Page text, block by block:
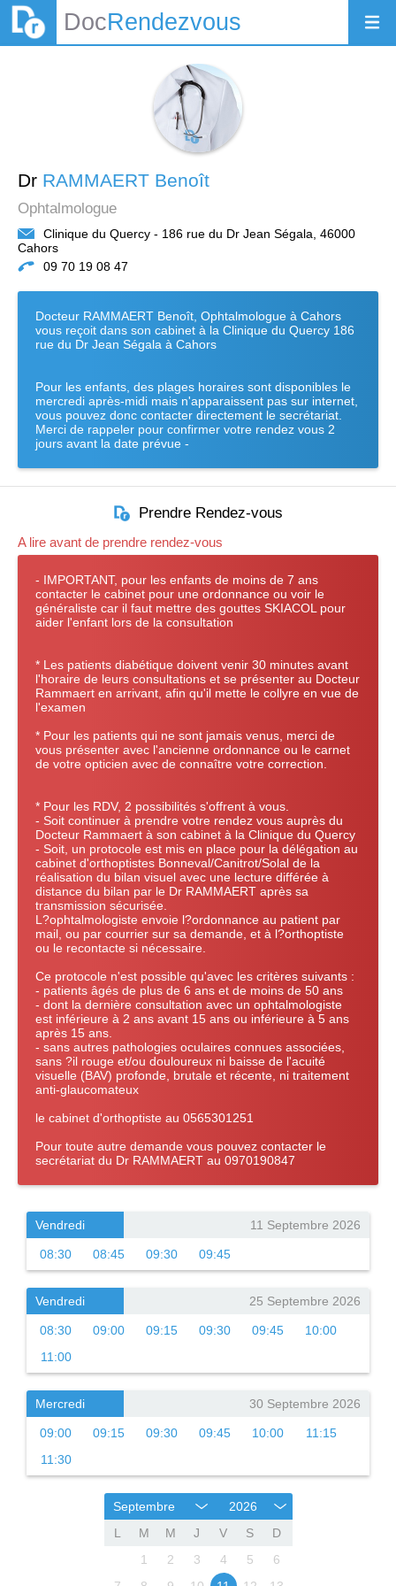
DocRendezvous
Dr RAMMAERT Benoît
Ophtalmologue
Clinique du Quercy - 186 rue du Dr Jean Ségala, 46000
Cahors
09 70 19 08 47
Docteur RAMMAERT Benoît, Ophtalmologue à Cahors
vous reçoit dans son cabinet à la Clinique du Quercy 186
rue du Dr Jean Ségala à Cahors
Pour les enfants, des plages horaires sont disponibles le
mercredi après-midi mais n'apparaissent pas sur internet,
vous pouvez donc contacter directement le secrétariat.
Merci de rappeler pour confirmer votre rendez vous 2
jours avant la date prévue -
Prendre Rendez-vous
A lire avant de prendre rendez-vous
- IMPORTANT, pour les enfants de moins de 7 ans
contacter le cabinet pour une ordonnance ou voir le
généraliste car il faut mettre des gouttes SKIACOL pour
aider l'enfant lors de la consultation
* Les patients diabétique doivent venir 30 minutes avant
l'horaire de leurs consultations et se présenter au Docteur
Rammaert en arrivant, afin qu'il mette le collyre en vue de
l'examen
* Pour les patients qui ne sont jamais venus, merci de
vous présenter avec l'ancienne ordonnance ou le carnet
de votre opticien avec de connaître votre correction.
* Pour les RDV, 2 possibilités s'offrent à vous.
- Soit continuer à prendre votre rendez vous auprès du
Docteur Rammaert à son cabinet à la Clinique du Quercy
- Soit, un protocole est mis en place pour la délégation au
cabinet d'orthoptistes Bonneval/Canitrot/Solal de la
réalisation du bilan visuel avec une lecture différée à
distance du bilan par le Dr RAMMAERT après sa
transmission sécurisée.
L?ophtalmologiste envoie l?ordonnance au patient par
mail, ou par courrier sur sa demande, et à l?orthoptiste
ou le recontacte si nécessaire.
Ce protocole n'est possible qu'avec les critères suivants :
- patients âgés de plus de 6 ans et de moins de 50 ans
- dont la dernière consultation avec un ophtalmologiste
est inférieure à 2 ans avant 15 ans ou inférieure à 5 ans
après 15 ans.
- sans autres pathologies oculaires connues associées,
sans ?il rouge et/ou douloureux ni baisse de l'acuité
visuelle (BAV) profonde, brutale et récente, ni traitement
anti-glaucomateux
le cabinet d'orthoptiste au 0565301251
Pour toute autre demande vous pouvez contacter le
secrétariat du Dr RAMMAERT au 0970190847
Vendredi 11 Septembre 2026
08:30 08:45 09:30 09:45
Vendredi 25 Septembre 2026
08:30 09:00 09:15 09:30 09:45
10:00
11:00
Mercredi 30 Septembre 2026
09:00 09:15 09:30 09:45 10:00
11:15
11:30
Septembre
2026
L
M M J V S
D
1
2 3 4 5
6